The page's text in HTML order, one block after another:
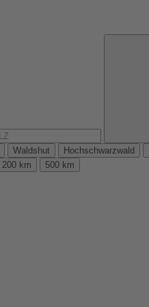
Waldshut Hochschwarzwald
200 km
500 km